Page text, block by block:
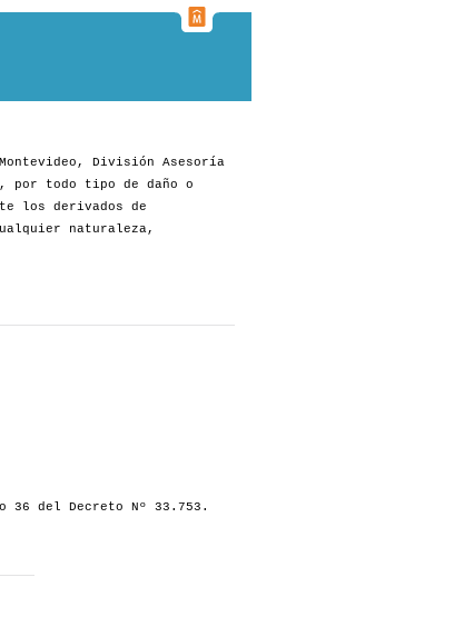
División Asesoría
por todo tipo de daño o
los derivados de
naturaleza,
36 del Decreto Nº 33.753.